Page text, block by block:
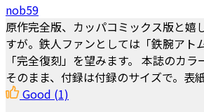
nob59
原作完全版、カッパコミックス版と嬉
すが。鉄人ファンとしては「鉄腕アト
「完全復刻」を望みます。 本誌のカ
そのまま、付録は付録のサイズで。表
Good (1)